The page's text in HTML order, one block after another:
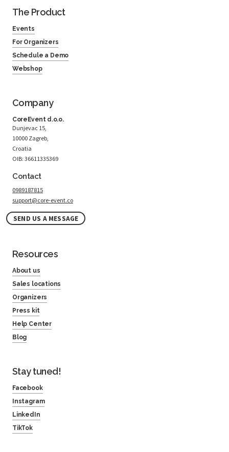
The Product
Events
For Organizers
Schedule a Demo
Webshop
Company
CoreEvent d.o.o.
Dunjevac 15,
10000 Zagreb,
Croatia
OIB: 36611335369
Contact
0989187815
support@core-event.co
SEND US A MESSAGE
Resources
About us
Sales locations
Organizers
Press kit
Help Center
Blog
Stay tuned!
Facebook
Instagram
LinkedIn
TikTok